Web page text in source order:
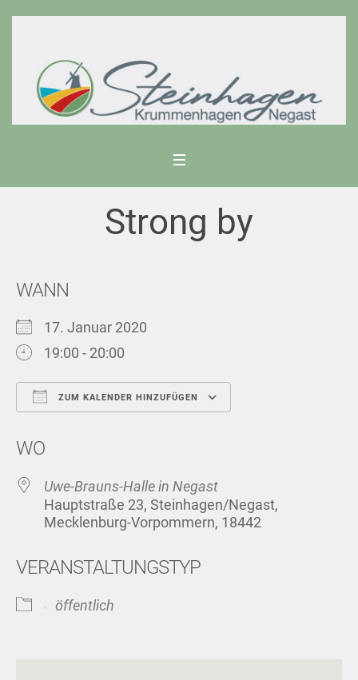
Strong by
WANN
17. Januar 2020
19:00 - 20:00
ZUM KALENDER HINZUFÜGEN
WO
Uwe-Brauns-Halle in Negast
Hauptstraße 23, Steinhagen/Negast,
Mecklenburg-Vorpommern, 18442
VERANSTALTUNGSTYP
öffentlich